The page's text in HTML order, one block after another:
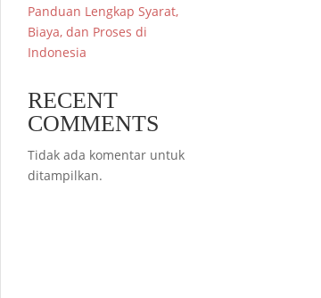
Panduan Lengkap Syarat,
Biaya, dan Proses di
Indonesia
RECENT
COMMENTS
Tidak ada komentar untuk
ditampilkan.